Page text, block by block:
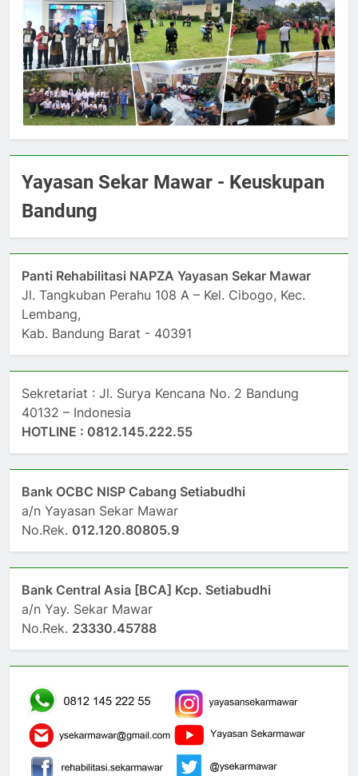
Yayasan Sekar Mawar - Keuskupan
Bandung
Panti Rehabilitasi NAPZA Yayasan Sekar Mawar
Jl. Tangkuban Perahu 108 A – Kel. Cibogo, Kec.
Lembang,
Kab. Bandung Barat - 40391
Sekretariat : Jl. Surya Kencana No. 2 Bandung
40132 – Indonesia
HOTLINE : 0812.145.222.55
Bank OCBC NISP Cabang Setiabudhi
a/n Yayasan Sekar Mawar
No.Rek. 012.120.80805.9
Bank Central Asia [BCA] Kcp. Setiabudhi
a/n Yay. Sekar Mawar
No.Rek. 23330.45788